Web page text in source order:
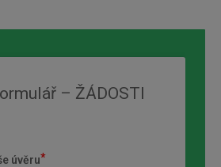
– ŽÁDOSTI
úvěru